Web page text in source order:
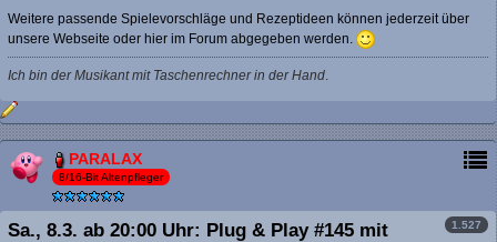
Weitere passende Spielevorschläge und Rezeptideen können jederzeit über
unsere Webseite oder hier im Forum abgegeben werden.
Ich bin der Musikant mit Taschenrechner in der Hand.
PARALAX
8/16-Bit Altenpfleger
1.527
Sa., 8.3. ab 20:00 Uhr: Plug & Play #145 mit